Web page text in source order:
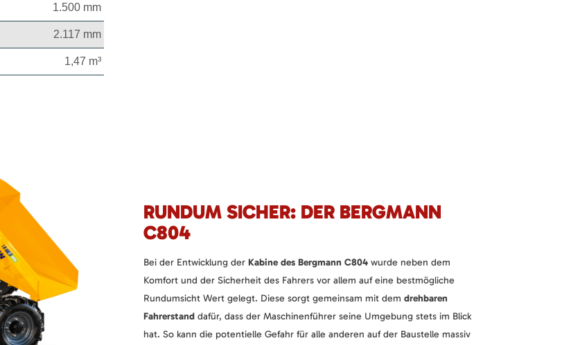
1.500 mm
2.117 mm
1,47 m³
RUNDUM SICHER: DER BERGMANN
C804
Bei der Entwicklung der Kabine des Bergmann C804 wurde neben dem
Komfort und der Sicherheit des Fahrers vor allem auf eine bestmögliche
Rundumsicht Wert gelegt. Diese sorgt gemeinsam mit dem drehbaren
Fahrerstand dafür, dass der Maschinenführer seine Umgebung stets im Blick
hat. So kann die potentielle Gefahr für alle anderen auf der Baustelle massiv